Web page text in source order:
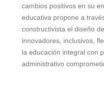
cambios positivos en su
educativa propone a
constructivista el diseño
innovadores, inclusivos,
la educación integral con
administrativo